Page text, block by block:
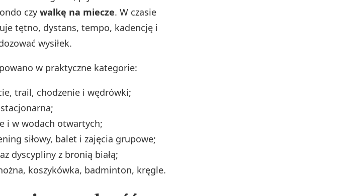
czy walkę na miecze. W czasie
tętno, dystans, tempo, kadencję i
wysiłek.
w praktyczne kategorie:
trail, chodzenie i wędrówki;
i w wodach otwartych;
siłowy, balet i zajęcia grupowe;
dyscypliny z bronią białą;
koszykówka, badminton, kręgle.